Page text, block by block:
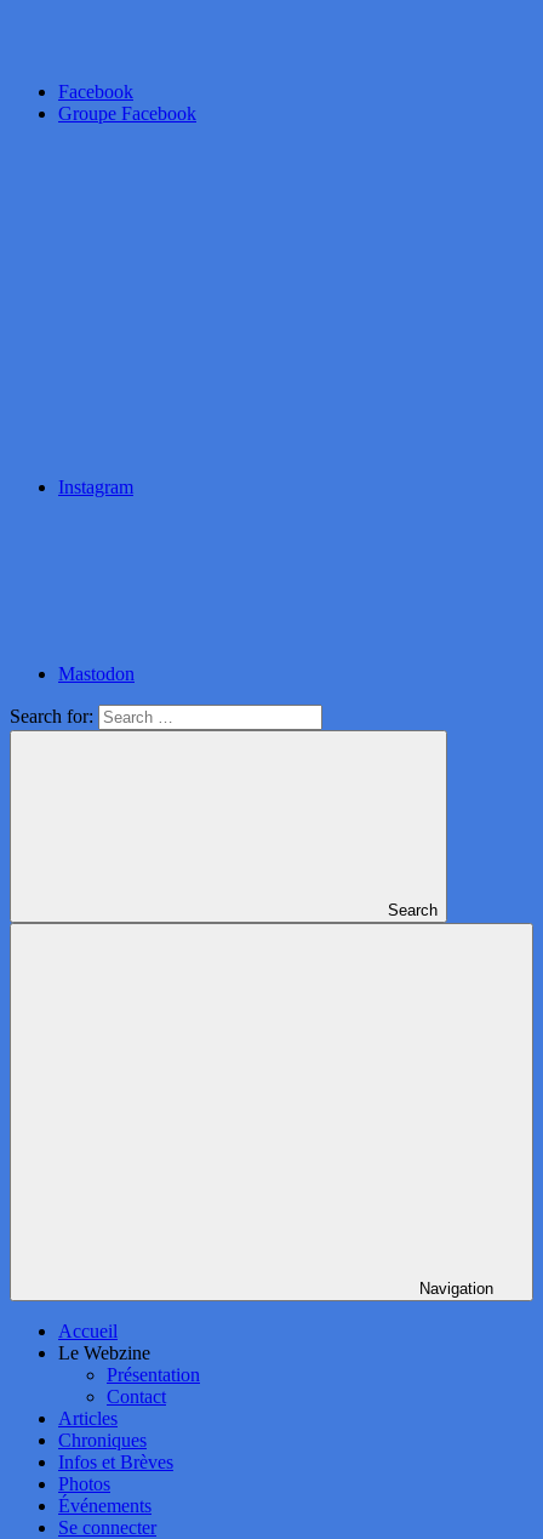
Facebook
Groupe Facebook
Instagram
Mastodon
Search for:
Search
Navigation
Accueil
Le Webzine
Présentation
Contact
Articles
Chroniques
Infos et Brèves
Photos
Événements
Se connecter